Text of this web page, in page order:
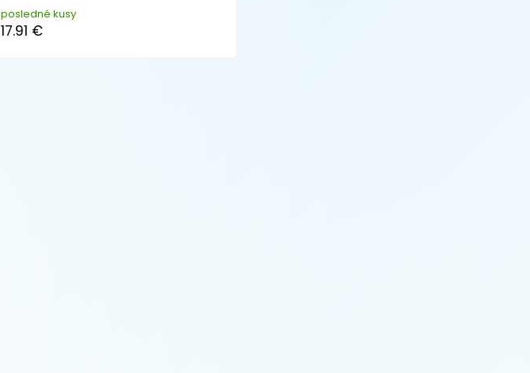
posledné kusy
17.91 €